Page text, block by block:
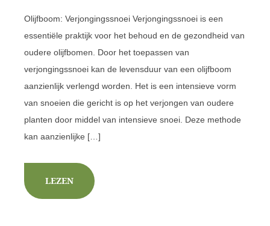
Olijfboom: Verjongingssnoei Verjongingssnoei is een
essentiële praktijk voor het behoud en de gezondheid van
oudere olijfbomen. Door het toepassen van
verjongingssnoei kan de levensduur van een olijfboom
aanzienlijk verlengd worden. Het is een intensieve vorm
van snoeien die gericht is op het verjongen van oudere
planten door middel van intensieve snoei. Deze methode
kan aanzienlijke […]
LEZEN